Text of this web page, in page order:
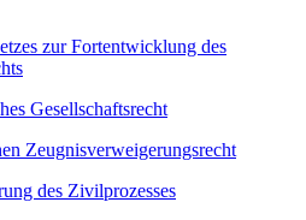
zur Fortentwicklung des
Gesellschaftsrecht
Zeugnisverweigerungsrecht
des Zivilprozesses